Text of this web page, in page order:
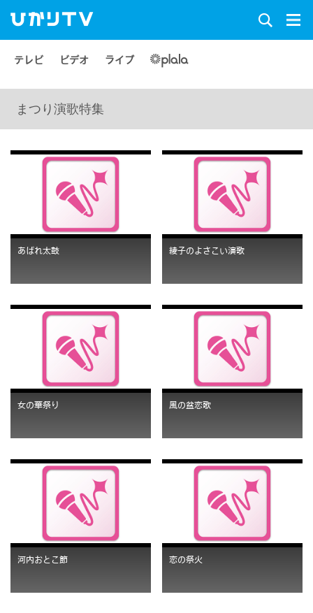
テレビ ビデオ ライブ
まつり演歌特集
あばれ太鼓 綾子のよさこい演歌
女の華祭り 風の盆恋歌
河内おとこ節 恋の祭火